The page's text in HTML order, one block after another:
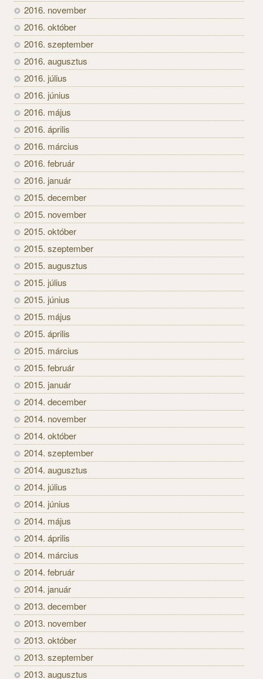
2016. november
2016. október
2016. szeptember
2016. augusztus
2016. július
2016. június
2016. május
2016. április
2016. március
2016. február
2016. január
2015. december
2015. november
2015. október
2015. szeptember
2015. augusztus
2015. július
2015. június
2015. május
2015. április
2015. március
2015. február
2015. január
2014. december
2014. november
2014. október
2014. szeptember
2014. augusztus
2014. július
2014. június
2014. május
2014. április
2014. március
2014. február
2014. január
2013. december
2013. november
2013. október
2013. szeptember
2013. augusztus